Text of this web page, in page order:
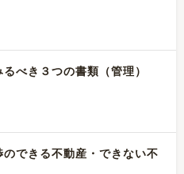
べき３つの書類（管理）
できる不動産・できない不